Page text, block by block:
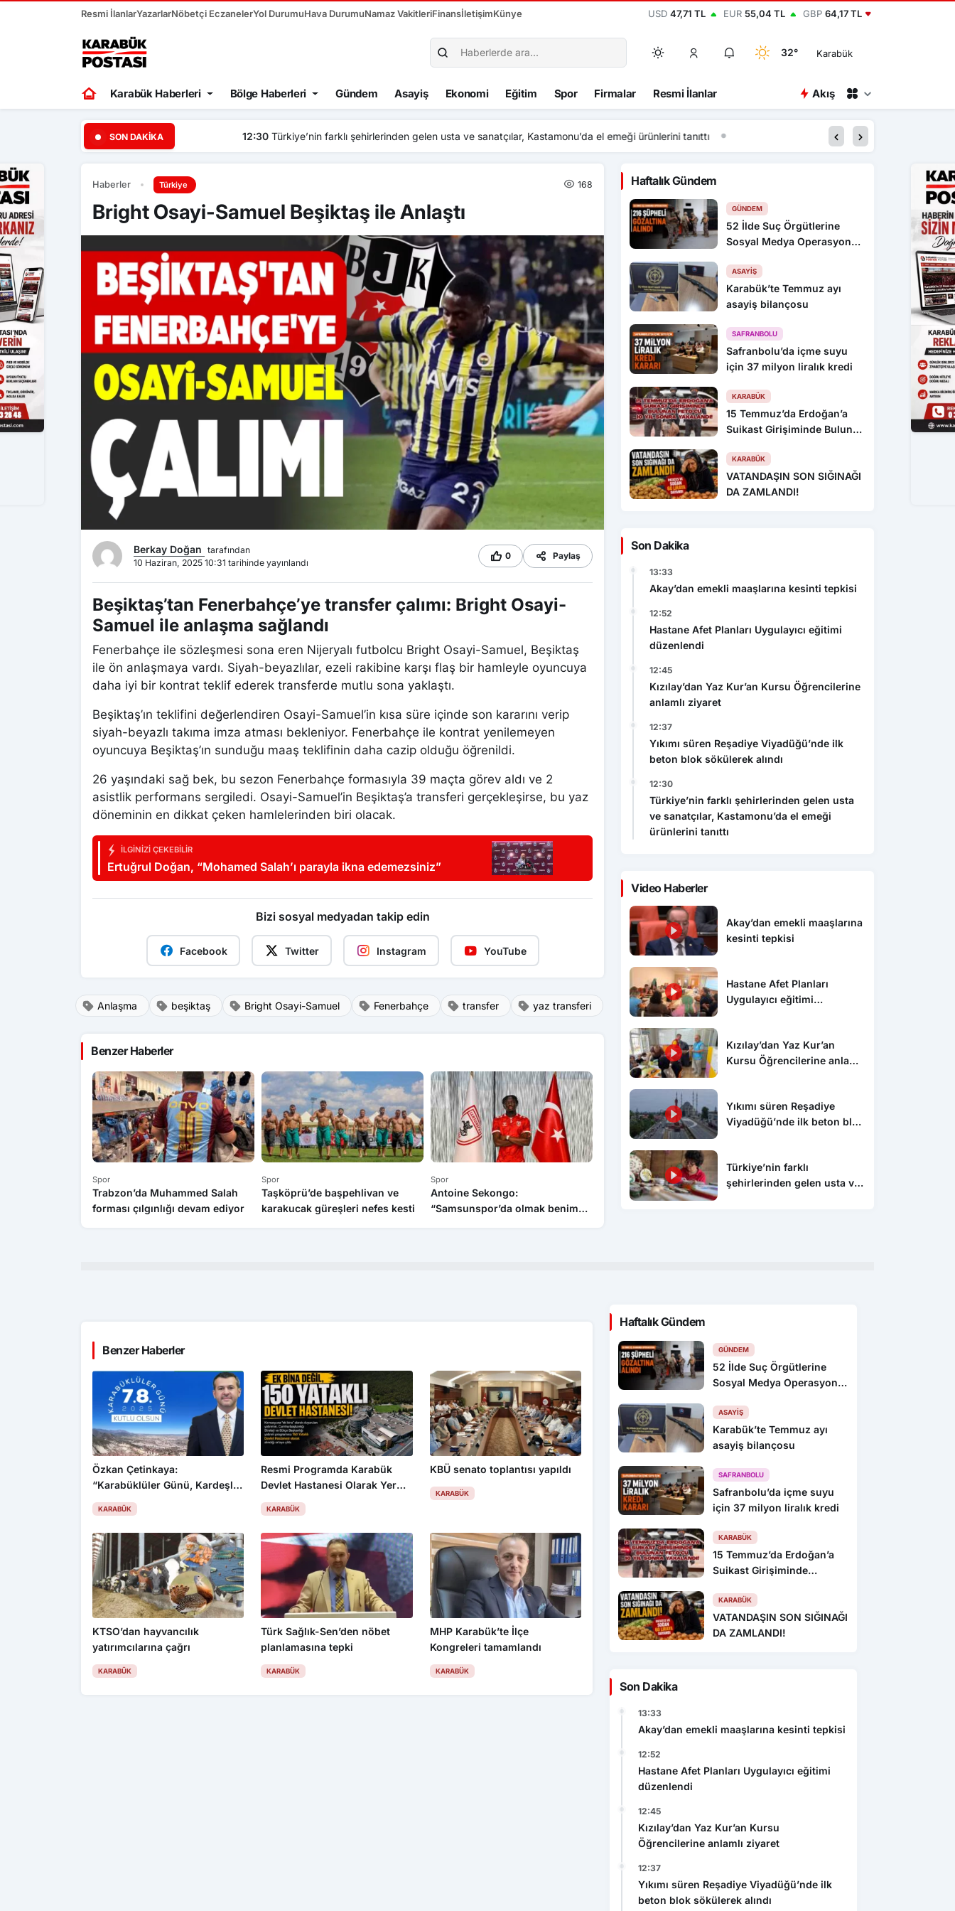
Resmi İlanlarYazarlarNöbetçi EczanelerYol DurumuHava DurumuNamaz VakitleriFinansİletişimKünye USD 47,71 TL EUR 55,04 TL GBP 64,17 TL
32° Karabük
Karabük Haberleri Bölge Haberleri Gündem Asayiş Ekonomi Eğitim Spor Firmalar Resmi İlanlar Akış
SON DAKIKA Türkiye’nin farklı şehirlerinden gelen usta ve sanatçılar, Kastamonu’da el emeği ürünlerini tanıttı 12:22 Kastamonu Raporları
Haberler Türkiye 168
Bright Osayi-Samuel Beşiktaş ile Anlaştı
Berkay Doğan tarafından
10 Haziran, 2025 10:31 tarihinde yayınlandı
0 Paylaş
Beşiktaş’tan Fenerbahçe’ye transfer çalımı: Bright Osayi-
Samuel ile anlaşma sağlandı
Fenerbahçe ile sözleşmesi sona eren Nijeryalı futbolcu Bright Osayi-Samuel, Beşiktaş
ile ön anlaşmaya vardı. Siyah-beyazlılar, ezeli rakibine karşı flaş bir hamleyle oyuncuya
daha iyi bir kontrat teklif ederek transferde mutlu sona yaklaştı.
Beşiktaş’ın teklifini değerlendiren Osayi-Samuel’in kısa süre içinde son kararını verip
siyah-beyazlı takıma imza atması bekleniyor. Fenerbahçe ile kontrat yenilemeyen
oyuncuya Beşiktaş’ın sunduğu maaş teklifinin daha cazip olduğu öğrenildi.
26 yaşındaki sağ bek, bu sezon Fenerbahçe formasıyla 39 maçta görev aldı ve 2
asistlik performans sergiledi. Osayi-Samuel’in Beşiktaş’a transferi gerçekleşirse, bu yaz
döneminin en dikkat çeken hamlelerinden biri olacak.
İLGINIZI ÇEKEBILIR
Ertuğrul Doğan, “Mohamed Salah’ı parayla ikna edemezsiniz”
Bizi sosyal medyadan takip edin
Facebook Twitter Instagram YouTube
Anlaşma beşiktaş Bright Osayi-Samuel Fenerbahçe transfer yaz transferi
Benzer Haberler
Spor
Trabzon’da Muhammed Salah
forması çılgınlığı devam ediyor
Spor
Taşköprü’de başpehlivan ve
karakucak güreşleri nefes kesti
Spor
Antoine Sekongo:
“Samsunspor’da olmak benim
Serdal Adalı’dan Trossard ve
Spor
Dünya şampiyonu olan genç
Haftalık Gündem
GÜNDEM
52 İlde Suç Örgütlerine
Sosyal Medya Operasyonu:
ASAYIŞ
Karabük’te Temmuz ayı
asayiş bilançosu
SAFRANBOLU
Safranbolu’da içme suyu
için 37 milyon liralık kredi
KARABÜK
15 Temmuz’da Erdoğan’a
Suikast Girişiminde Bulunan
Yakalandı!
KARABÜK
VATANDAŞIN SON SIĞINAĞI
DA ZAMLANDI!
Son Dakika
13:33
Akay’dan emekli maaşlarına kesinti tepkisi
12:52
Hastane Afet Planları Uygulayıcı eğitimi
düzenlendi
12:45
Kızılay’dan Yaz Kur’an Kursu Öğrencilerine
anlamlı ziyaret
12:37
Yıkımı süren Reşadiye Viyadüğü’nde ilk
beton blok sökülerek alındı
12:30
Türkiye’nin farklı şehirlerinden gelen usta
ve sanatçılar, Kastamonu’da el emeği
ürünlerini tanıttı
Video Haberler
Akay’dan emekli maaşlarına
kesinti tepkisi
Hastane Afet Planları
Uygulayıcı eğitimi
Kızılay’dan Yaz Kur’an
Kursu Öğrencilerine anlamlı
Yıkımı süren Reşadiye
Viyadüğü’nde ilk beton blok
Türkiye’nin farklı
şehirlerinden gelen usta ve
Benzer Haberler
Özkan Çetinkaya:
“Karabüklüler Günü, Kardeşlik
ve Dayanışmamızın
Sembolüdür”
KARABÜK
Resmi Programda Karabük
Devlet Hastanesi Olarak Yer
Aldı
KARABÜK
KBÜ senato toplantısı yapıldı
KARABÜK
KTSO’dan hayvancılık
yatırımcılarına çağrı
KARABÜK
Türk Sağlık-Sen’den nöbet
planlamasına tepki
KARABÜK
MHP Karabük’te İlçe
Kongreleri tamamlandı
KARABÜK
Haftalık Gündem
GÜNDEM
52 İlde Suç Örgütlerine
Sosyal Medya Operasyonu:
ASAYIŞ
Karabük’te Temmuz ayı
asayiş bilançosu
SAFRANBOLU
Safranbolu’da içme suyu
için 37 milyon liralık kredi
KARABÜK
15 Temmuz’da Erdoğan’a
Suikast Girişiminde
Sonra Yakalandı!
KARABÜK
VATANDAŞIN SON SIĞINAĞI
DA ZAMLANDI!
Son Dakika
13:33
Akay’dan emekli maaşlarına kesinti tepkisi
12:52
Hastane Afet Planları Uygulayıcı eğitimi
düzenlendi
12:45
Kızılay’dan Yaz Kur’an Kursu
Öğrencilerine anlamlı ziyaret
12:37
Yıkımı süren Reşadiye Viyadüğü’nde ilk
beton blok sökülerek alındı